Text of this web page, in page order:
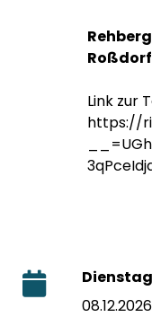
Link zur
https://
Dienstag
08.12.2026